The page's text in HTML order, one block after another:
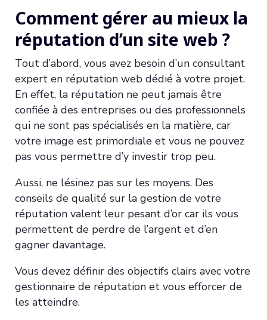
Comment gérer au mieux la
réputation d’un site web ?
Tout d’abord, vous avez besoin d’un consultant
expert en réputation web dédié à votre projet.
En effet, la réputation ne peut jamais être
confiée à des entreprises ou des professionnels
qui ne sont pas spécialisés en la matière, car
votre image est primordiale et vous ne pouvez
pas vous permettre d’y investir trop peu.
Aussi, ne lésinez pas sur les moyens. Des
conseils de qualité sur la gestion de votre
réputation valent leur pesant d’or car ils vous
permettent de perdre de l’argent et d’en
gagner davantage.
Vous devez définir des objectifs clairs avec votre
gestionnaire de réputation et vous efforcer de
les atteindre.